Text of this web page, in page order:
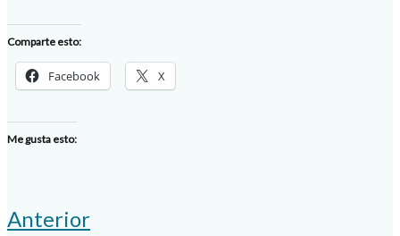
Comparte esto:
Facebook X
Me gusta esto:
Anterior